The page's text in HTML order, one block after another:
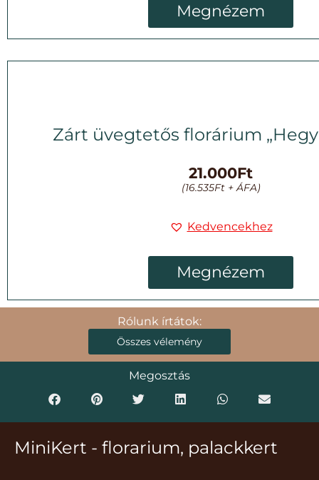
Megnézem
Zárt üvegtetős florárium
21.000Ft
(16.535Ft+ ÁFA)
Kedvencekhez
Megnézem
Rólunk írtátok:
Összes vélemény
Megosztás
MiniKert - florarium, palackkert